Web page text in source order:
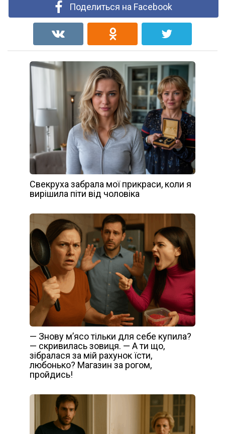
Поделиться на Facebook
Свекруха забрала мої прикраси, коли я
вирішила піти від чоловіка
— Знову м’ясо тільки для себе купила?
— скривилась зовиця. — А ти що,
зібралася за мій рахунок їсти,
любонько? Магазин за рогом,
пройдись!